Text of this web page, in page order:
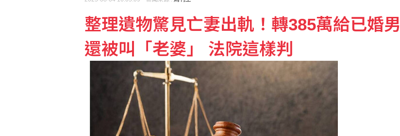
桃園盃驚見「AI幽靈隊伍」 廠商負責人涉詐欺50萬交保
五角大廈公布最新UFO檔案 神秘球體驚現中東與太平洋
整理遺物驚見亡妻出軌！轉385萬給已婚男
還被叫「老婆」 法院這樣判